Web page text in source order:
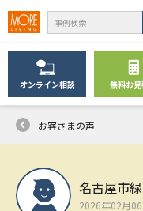
オンライン相談 無料お見
お客さまの声
名古屋市
2026年02月06